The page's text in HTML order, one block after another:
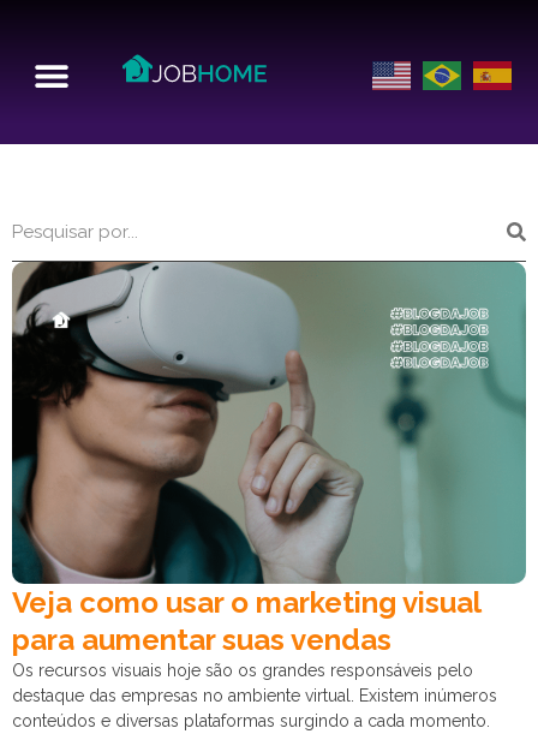
Veja como usar o marketing visual
para aumentar suas vendas
Os recursos visuais hoje são os grandes responsáveis pelo
destaque das empresas no ambiente virtual. Existem inúmeros
conteúdos e diversas plataformas surgindo a cada momento.